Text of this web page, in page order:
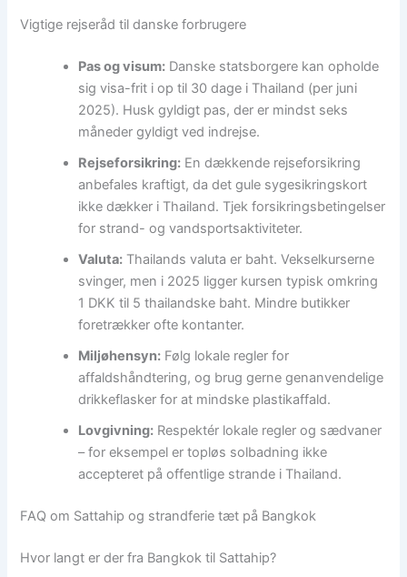
Vigtige rejseråd til danske forbrugere
Pas og visum: Danske statsborgere kan opholde
sig visa-frit i op til 30 dage i Thailand (per juni
2025). Husk gyldigt pas, der er mindst seks
måneder gyldigt ved indrejse.
Rejseforsikring: En dækkende rejseforsikring
anbefales kraftigt, da det gule sygesikringskort
ikke dækker i Thailand. Tjek forsikringsbetingelser
for strand- og vandsportsaktiviteter.
Valuta: Thailands valuta er baht. Vekselkurserne
svinger, men i 2025 ligger kursen typisk omkring
1 DKK til 5 thailandske baht. Mindre butikker
foretrækker ofte kontanter.
Miljøhensyn: Følg lokale regler for
affaldshåndtering, og brug gerne genanvendelige
drikkeflasker for at mindske plastikaffald.
Lovgivning: Respektér lokale regler og sædvaner
– for eksempel er topløs solbadning ikke
accepteret på offentlige strande i Thailand.
FAQ om Sattahip og strandferie tæt på Bangkok
Hvor langt er der fra Bangkok til Sattahip?